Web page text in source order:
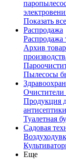
Показать все
Распродажа
Распродажа
Архив
Пылесосы
Очистители
Продукция
Туалетная
Садовая
Еще